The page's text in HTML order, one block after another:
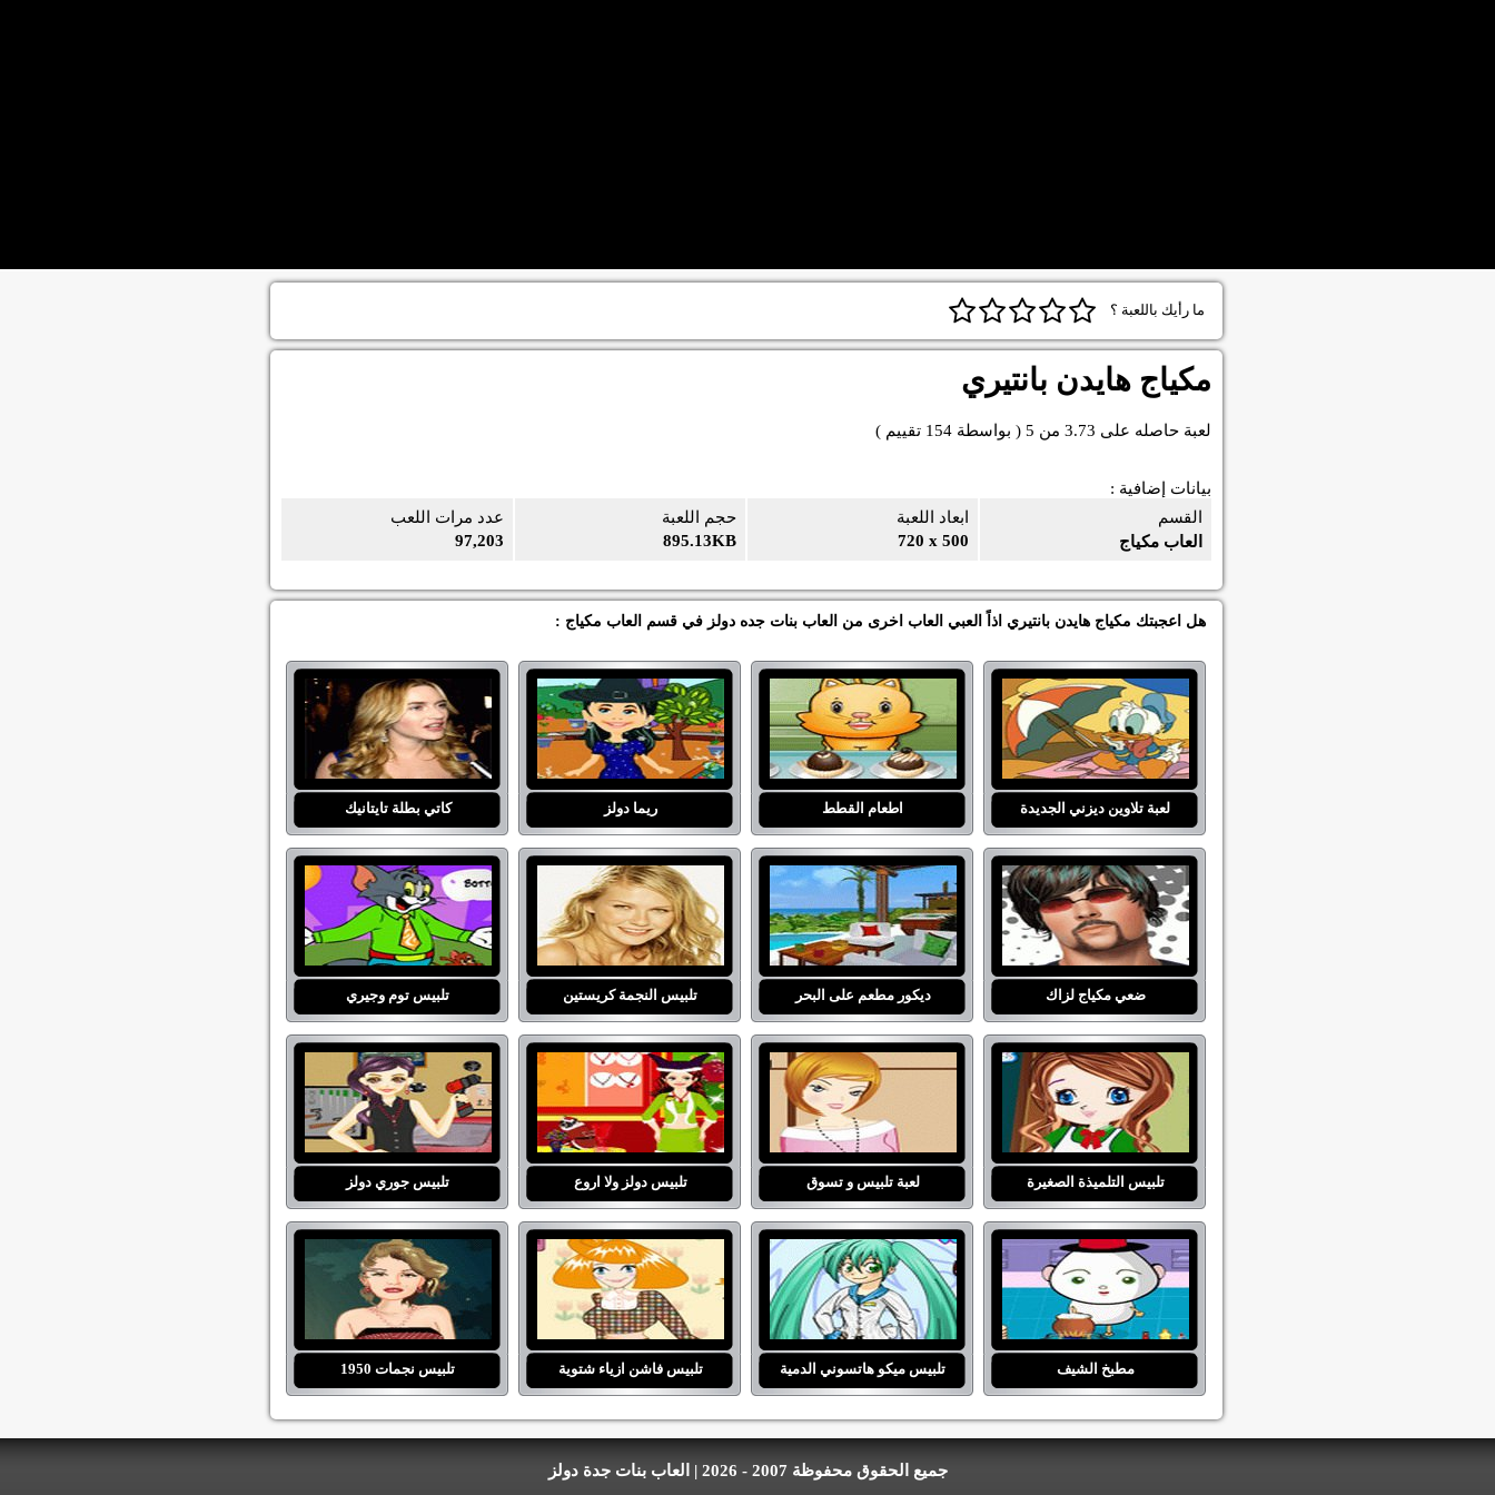
ما رأيك باللعبة ؟
مكياج هايدن بانتيري
لعبة حاصله على 3.73 من 5 ( بواسطة 154 تقييم )
بيانات إضافية :
عدد مرات اللعب
97,203
حجم اللعبة
895.13KB
ابعاد اللعبة
720 x 500
القسم
العاب مكياج
هل اعجبتك مكياج هايدن بانتيري اذاً العبي العاب اخرى من العاب بنات جده دولز في قسم العاب مكياج :
لعبة تلاوين ديزني الجديدة اطعام القطط ريما دولز كاتي بطلة تايتانيك
ضعي مكياج لزاك ديكور مطعم على البحر تلبيس النجمة كريستين تلبيس توم وجيري
تلبيس التلميذة الصغيرة لعبة تلبيس و تسوق تلبيس دولز ولا اروع تلبيس جوري دولز
مطبخ الشيف تلبيس ميكو هاتسوني الدمية تلبيس فاشن ازياء شتوية تلبيس نجمات 1950
جميع الحقوق محفوظة 2007 - 2026 | العاب بنات جدة دولز